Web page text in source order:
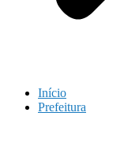
Início
Prefeitura